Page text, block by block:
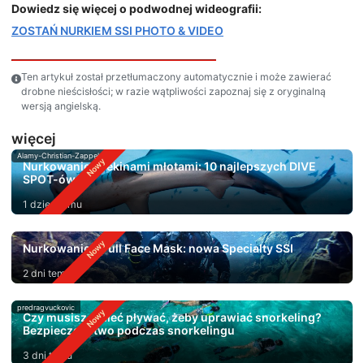
Dowiedz się więcej o podwodnej wideografii:
ZOSTAŃ NURKIEM SSI PHOTO & VIDEO
Ten artykuł został przetłumaczony automatycznie i może zawierać
drobne nieścisłości; w razie wątpliwości zapoznaj się z oryginalną
wersją angielską.
więcej
Alamy-Christian-Zappel
Nurkowanie z rekinami młotami: 10 najlepszych DIVE
SPOT-ów
1 dzień temu
Nurkowanie z Full Face Mask: nowa Specialty SSI
2 dni temu
predragvuckovic
Czy musisz umieć pływać, żeby uprawiać snorkeling?
Bezpieczeństwo podczas snorkelingu
3 dni temu